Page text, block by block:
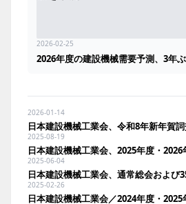
2026-02-25
2026年度の建設機械需要予測、3年
2026-01-14
日本建設機械工業会、令和8年新年賀
2025-08-19
日本建設機械工業会、2025年度・
2025-06-04
日本建設機械工業会、通常総会および
2025-02-26